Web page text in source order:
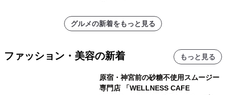
グルメの新着をもっと見る
ファッション・美容の新着 もっと見る
原宿・神宮前の砂糖不使用スムージー
専門店 「WELLNESS CAFE